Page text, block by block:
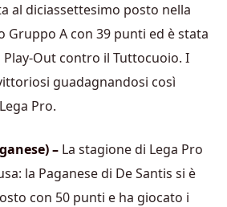
al diciassettesimo posto nella
Gruppo A con 39 punti ed è stata
Out contro il Tuttocuoio. I
guadagnandosi così
Pro.
– La stagione di Lega Pro
la Paganese di De Santis si è
con 50 punti e ha giocato i